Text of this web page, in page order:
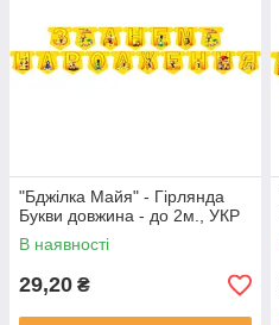
"Бджілка Майя" - Гірлянда
Букви довжина - до 2м., УКР
В наявності
29,20 ₴